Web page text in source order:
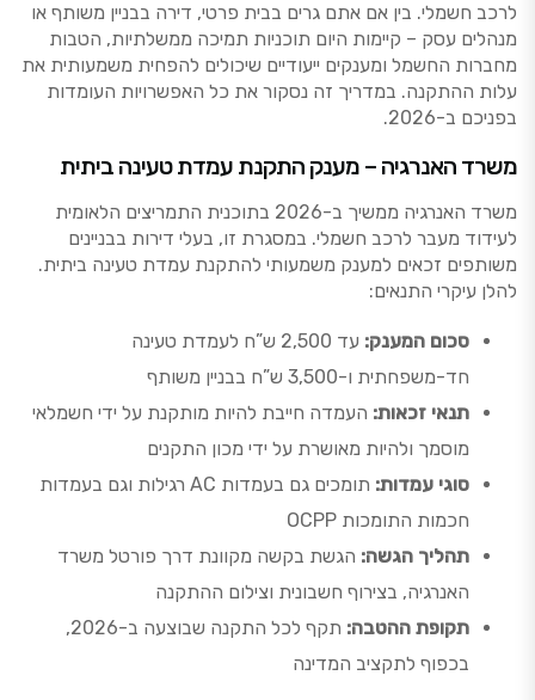
לרכב חשמלי. בין אם אתם גרים בבית פרטי, דירה בבניין משותף או
מנהלים עסק – קיימות היום תוכניות תמיכה ממשלתיות, הטבות
מחברות החשמל ומענקים ייעודיים שיכולים להפחית משמעותית את
עלות ההתקנה. במדריך זה נסקור את כל האפשרויות העומדות
בפניכם ב-2026.
משרד האנרגיה – מענק התקנת עמדת טעינה ביתית
משרד האנרגיה ממשיך ב-2026 בתוכנית התמריצים הלאומית
לעידוד מעבר לרכב חשמלי. במסגרת זו, בעלי דירות בבניינים
משותפים זכאים למענק משמעותי להתקנת עמדת טעינה ביתית.
להלן עיקרי התנאים:
סכום המענק:
עד 2,500 ש”ח לעמדת טעינה
חד-משפחתית ו-3,500 ש”ח בבניין משותף
תנאי זכאות: העמדה חייבת להיות מותקנת על ידי חשמלאי
מוסמך ולהיות מאושרת על ידי מכון התקנים
סוגי עמדות:
תומכים גם בעמדות AC רגילות וגם בעמדות
חכמות התומכות OCPP
תהליך הגשה: הגשת בקשה מקוונת דרך פורטל משרד
האנרגיה, בצירוף חשבונית וצילום ההתקנה
תקופת ההטבה:
תקף לכל התקנה שבוצעה ב-2026,
בכפוף לתקציב המדינה